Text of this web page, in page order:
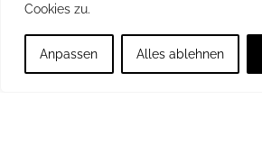
Cookies zu.
Anpassen Alles ablehnen